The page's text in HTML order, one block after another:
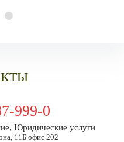
999-0
Юридические услуги
11Б офис 202